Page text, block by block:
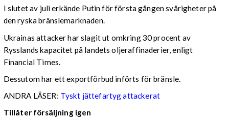
I slutet av juli erkände Putin för första gången svårigheter på
den ryska bränslemarknaden.
Ukrainas attacker har slagit ut omkring 30 procent av
Rysslands kapacitet på landets oljeraffinaderier, enligt
Financial Times.
Dessutom har ett exportförbud införts för bränsle.
ANDRA LÄSER: Tyskt jättefartyg attackerat
Tillåter försäljning igen